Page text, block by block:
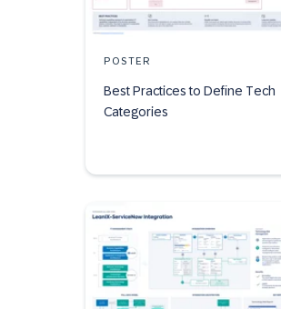
POSTER
Best Practices to Define Tech
Categories